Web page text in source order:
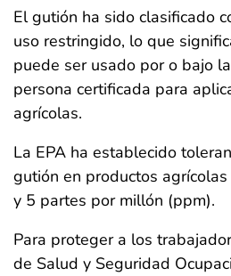
El gutión ha sido clasificado
uso restringido, lo que
puede ser usado por o bajo
persona certificada para
agrícolas.
La EPA ha establecido
gutión en productos
y 5 partes por millón (ppm).
Para proteger a los
de Salud y Seguridad